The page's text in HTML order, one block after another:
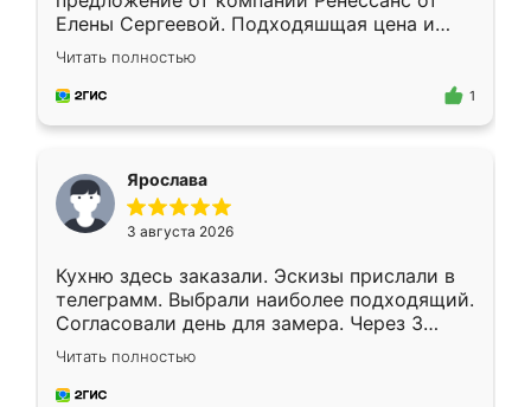
Елены Сергеевой. Подходяшщая цена и
короткие сроки изготовления. Приехавший
для замера сотрудник Владислав
предложил по моему эскизу самый
Читать полностью
1
Ярослава
3 августа 2026
Кухню здесь заказали. Эскизы прислали в
телеграмм. Выбрали наиболее подходящий.
Согласовали день для замера. Через 3
недели кухня была уже готова. Остались
довольны работой. Спасибо Ренессанс
мебель за качественную работу!
Читать полностью